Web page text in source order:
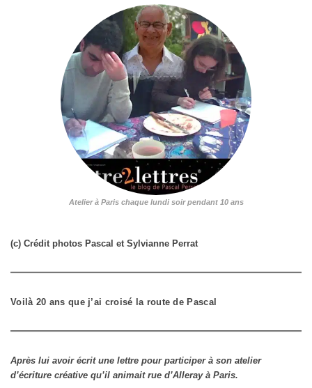
Atelier à Paris chaque lundi soir pendant 10 ans
(c) Crédit photos Pascal et Sylvianne Perrat
Voilà 20 ans que j’ai croisé la route de Pascal
Après lui avoir écrit une lettre pour participer à son atelier
d’écriture créative qu’il animait rue d’Alleray à Paris.